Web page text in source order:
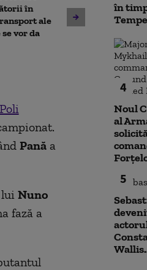
în
ale
vor da
Un asistent
violent. Ce nu a
bărbatul agresiv
Panăa
Nuno
fază a
în
4
Noul
al
5